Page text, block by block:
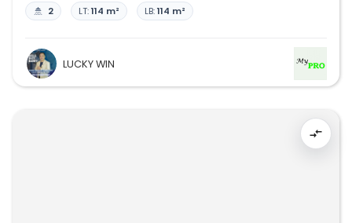
2 LT:114 m² LB:114 m²
LUCKY WIN